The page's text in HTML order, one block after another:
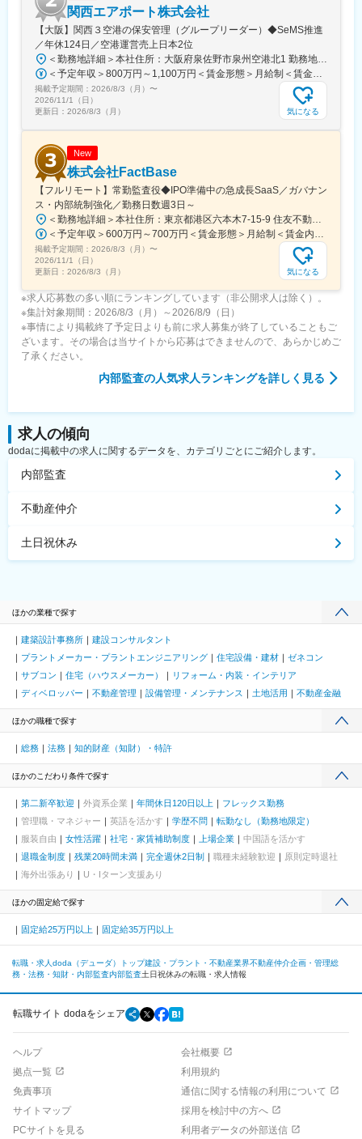
- 内部統制規程やマニュアルの改訂支援
- 業務プロセスの効率性・適法性・透明性の向上を目的とした改善
提案
■当社について：
不動産を通して社会に「唯一無二の感動」を届けるイノベーショ
ンカンパニー。右肩上がりで売り上げを伸ばし不動産業界では一
目置かれる存在です。
組織として大きな転換期を迎えており、仕組みづくりや組織強化
にも携わっていただけるフェーズです。
変更の範囲：会社の定める業務
関西エアポート株式会社
【大阪】関西３空港の保安管理（グループリーダー）◆SeMS推進
／年休124日／空港運営売上日本2位
＜勤務地詳細＞本社住所：大阪府泉佐野市泉州空港北1 勤務地最寄駅：JRはるか・関西空港線／関西空港駅受動喫煙対策：屋内全面禁煙変更の範囲：会社の定める事業所
＜予定年収＞800万円～1,100万円＜賃金形態＞月給制＜賃金内訳＞月額（基本給）：530,000円～730,000円＜月給＞530,000円～730,000円＜昇給有無＞有＜残業手当＞有＜給与補足＞※具体的な金額については経験等を考慮して、社内規定に基づき決定※上記想定年収は通勤手当、育児手当、住居手当を除く■昇給：年1回■賞与：年2回（6月、12月）賃金はあくまでも目安の金額であり、選考を通じて上下する可能性があります。月給(月額)は固定手当を含めた表記です。
掲載予定期間： 2026/8/3（月） 〜
2026/11/1（日）
更新日： 2026/8/3（月） 気になる
New
株式会社FactBase
【フルリモート】常勤監査役◆IPO準備中の急成長SaaS／ガバナン
ス・内部統制強化／勤務日数週3日～
＜勤務地詳細＞本社住所：東京都港区六本木7-15-9 住友不動産六本木セントラルタワー２０階受動喫煙対策：屋内喫煙可能場所あり変更の範囲：会社の定める事業所
＜予定年収＞600万円～700万円＜賃金形態＞月給制＜賃金内訳＞月額（基本給）：369,900円～554,913円固定残業手当/月：130,100円～195,087円（固定残業時間45時間0分/月）超過した時間外労働の残業手当は追加支給＜月給＞500,000円～750,000円（一律手当を含む）＜昇給有無＞有＜残業手当＞有＜給与補足＞※経験や能力などを考慮の上、当社規定により決定します。※あくまで目安のため、選考を通じて変動する可能性もございます。■賞与：年2回■昇給：年2回賃金はあくまでも目安の金額であり、選考を通じて上下する可能性があります。月給(月額)は固定手当を含めた表記です。
掲載予定期間： 2026/8/3（月） 〜
2026/11/1（日）
更新日： 2026/8/3（月） 気になる
※求人応募数の多い順にランキングしています（非公開求人は除く）。
※集計対象期間：2026/8/3（月）～2026/8/9（日）
※事情により掲載終了予定日よりも前に求人募集が終了していることもご
ざいます。その場合は当サイトから応募はできませんので、あらかじめご
了承ください。
内部監査の人気求人ランキングを詳しく見る
求人の傾向
dodaに掲載中の求人に関するデータを、カテゴリごとにご紹介します。
内部監査
不動産仲介
土日祝休み
ほかの業種で探す
建築設計事務所
建設コンサルタント
プラントメーカー・プラントエンジニアリング
住宅設備・建材
ゼネコン
サブコン
住宅（ハウスメーカー）
リフォーム・内装・インテリア
ディベロッパー
不動産管理 設備管理・メンテナンス 土地活用 不動産金融
ほかの職種で探す
総務 法務 知的財産（知財）・特許
ほかのこだわり条件で探す
第二新卒歓迎 外資系企業 年間休日120日以上
フレックス勤務
管理職・マネジャー
英語を活かす 学歴不問
転勤なし（勤務地限定）
服装自由
女性活躍 社宅・家賃補助制度 上場企業
中国語を活かす
退職金制度
残業20時間未満 完全週休2日制 職種未経験歓迎
原則定時退社
海外出張あり
U・Iターン支援あり
ほかの固定給で探す
固定給25万円以上 固定給35万円以上
転職・求人doda（デューダ）トップ建設・プラント・不動産業界不動産仲介企画・管理総
務・法務・知財・内部監査内部監査土日祝休みの転職・求人情報
転職サイト dodaをシェア
ヘルプ
会社概要
拠点一覧
利用規約
免責事項
通信に関する情報の利用について
サイトマップ
採用を検討中の方へ
PCサイトを見る
利用者データの外部送信